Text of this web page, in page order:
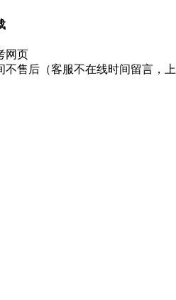
网页
售后（客服不在线时间留言，上